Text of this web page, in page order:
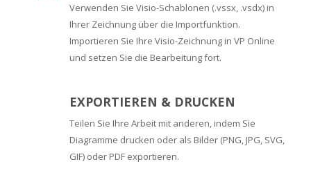
Verwenden Sie Visio-Schablonen (.vssx, .vsdx) in
Ihrer Zeichnung über die Importfunktion.
Importieren Sie Ihre Visio-Zeichnung in VP Online
und setzen Sie die Bearbeitung fort.
EXPORTIEREN & DRUCKEN
Teilen Sie Ihre Arbeit mit anderen, indem Sie
Diagramme drucken oder als Bilder (PNG, JPG, SVG,
GIF) oder PDF exportieren.